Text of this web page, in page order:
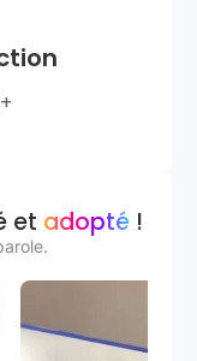
et adopté !